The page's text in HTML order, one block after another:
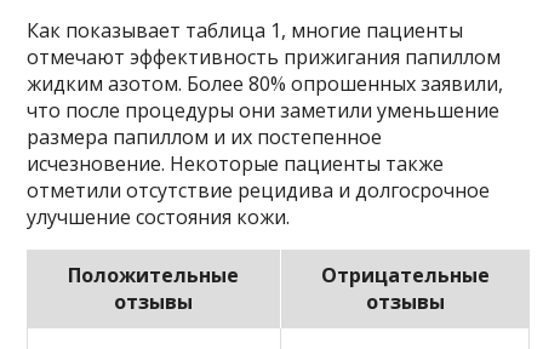
Как показывает таблица 1, многие пациенты
отмечают эффективность прижигания папиллом
жидким азотом. Более 80% опрошенных заявили,
что после процедуры они заметили уменьшение
размера папиллом и их постепенное
исчезновение. Некоторые пациенты также
отметили отсутствие рецидива и долгосрочное
улучшение состояния кожи.
Положительные
отзывы
Отрицательные
отзывы